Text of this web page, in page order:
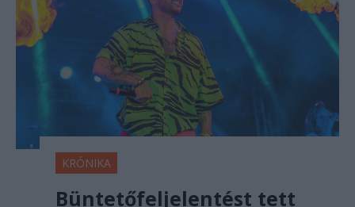
KRÓNIKA
Büntetőfeljelentést tett